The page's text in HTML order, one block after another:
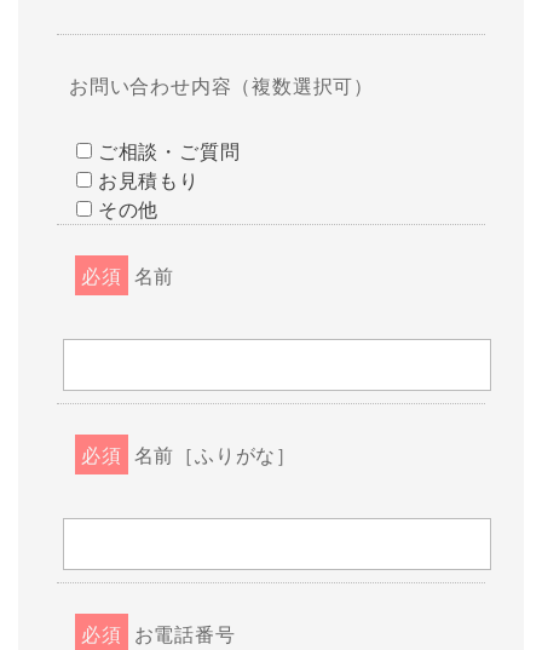
お問い合わせ内容（複数選択可）
ご相談・ご質問
お見積もり
その他
必須 名前
必須 名前［ふりがな］
必須 お電話番号